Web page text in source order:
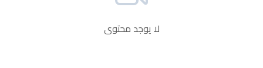
لا يوجد محتوى